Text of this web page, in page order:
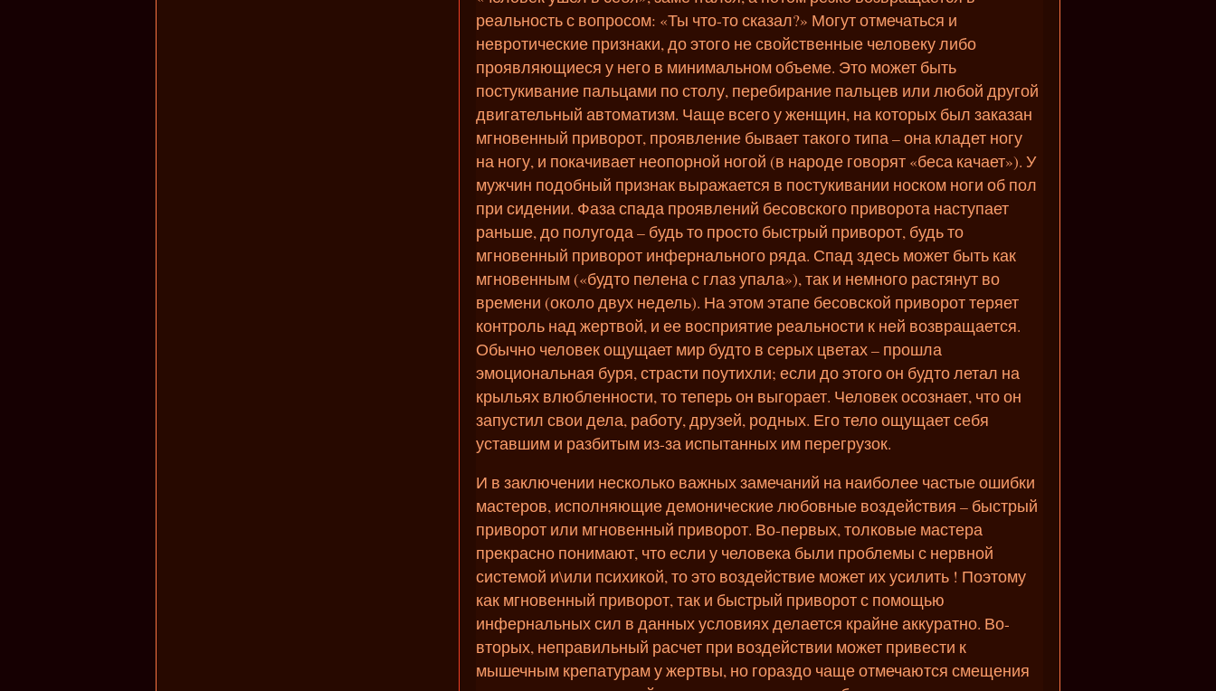
реальность с вопросом: «Ты что-то сказал?» Могут отмечаться и
невротические признаки, до этого не свойственные человеку либо
проявляющиеся у него в минимальном объеме. Это может быть
постукивание пальцами по столу, перебирание пальцев или любой другой
двигательный автоматизм. Чаще всего у женщин, на которых был заказан
мгновенный приворот, проявление бывает такого типа – она кладет ногу
на ногу, и покачивает неопорной ногой (в народе говорят «беса качает»). У
мужчин подобный признак выражается в постукивании носком ноги об пол
при сидении. Фаза спада проявлений бесовского приворота наступает
раньше, до полугода – будь то просто быстрый приворот, будь то
мгновенный приворот инфернального ряда. Спад здесь может быть как
мгновенным («будто пелена с глаз упала»), так и немного растянут во
времени (около двух недель). На этом этапе бесовской приворот теряет
контроль над жертвой, и ее восприятие реальности к ней возвращается.
Обычно человек ощущает мир будто в серых цветах – прошла
эмоциональная буря, страсти поутихли; если до этого он будто летал на
крыльях влюбленности, то теперь он выгорает. Человек осознает, что он
запустил свои дела, работу, друзей, родных. Его тело ощущает себя
уставшим и разбитым из-за испытанных им перегрузок.
И в заключении несколько важных замечаний на наиболее частые ошибки
мастеров, исполняющие демонические любовные воздействия – быстрый
приворот или мгновенный приворот. Во-первых, толковые мастера
прекрасно понимают, что если у человека были проблемы с нервной
системой и\или психикой, то это воздействие может их усилить ! Поэтому
как мгновенный приворот, так и быстрый приворот с помощью
инфернальных сил в данных условиях делается крайне аккуратно. Во-
вторых, неправильный расчет при воздействии может привести к
мышечным крепатурам у жертвы, но гораздо чаще отмечаются смещения